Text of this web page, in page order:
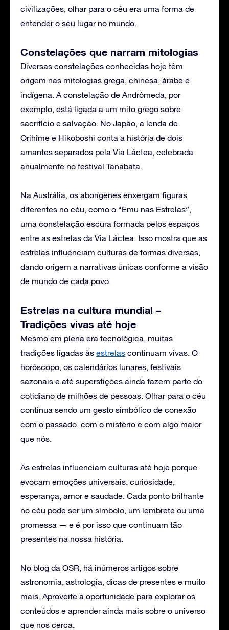
civilizações, olhar para o céu era uma forma de
entender o seu lugar no mundo.
Constelações que narram mitologias
Diversas constelações conhecidas hoje têm
origem nas mitologias grega, chinesa, árabe e
indígena. A constelação de Andrômeda, por
exemplo, está ligada a um mito grego sobre
sacrifício e salvação. No Japão, a lenda de
Orihime e Hikoboshi conta a história de dois
amantes separados pela Via Láctea, celebrada
anualmente no festival Tanabata.
Na Austrália, os aborígenes enxergam figuras
diferentes no céu, como o “Emu nas Estrelas”,
uma constelação escura formada pelos espaços
entre as estrelas da Via Láctea. Isso mostra que as
estrelas influenciam culturas de formas diversas,
dando origem a narrativas únicas conforme a visão
de mundo de cada povo.
Estrelas na cultura mundial –
Tradições vivas até hoje
Mesmo em plena era tecnológica, muitas
tradições ligadas às estrelas continuam vivas. O
horóscopo, os calendários lunares, festivais
sazonais e até superstições ainda fazem parte do
cotidiano de milhões de pessoas. Olhar para o céu
continua sendo um gesto simbólico de conexão
com o passado, com o mistério e com algo maior
que nós.
As estrelas influenciam culturas até hoje porque
evocam emoções universais: curiosidade,
esperança, amor e saudade. Cada ponto brilhante
no céu pode ser um símbolo, um lembrete ou uma
promessa — e é por isso que continuam tão
presentes na nossa história.
No blog da OSR, há inúmeros artigos sobre
astronomia, astrologia, dicas de presentes e muito
mais. Aproveite a oportunidade para explorar os
conteúdos e aprender ainda mais sobre o universo
que nos cerca.